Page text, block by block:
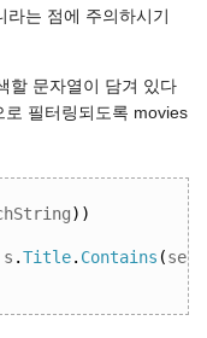
라는 점에 주의하시기
할 문자열이 담겨 있다
필터링되도록 movies
))
s .Title. Contains (